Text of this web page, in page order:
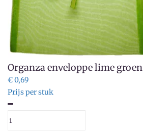
Organza enveloppe lime groen
€ 0,69
Prijs per stuk